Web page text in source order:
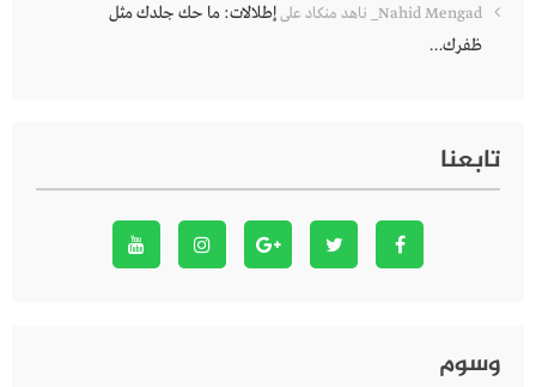
Nahid Mengad_ ناهد منكاد علىإطلالات: ما حك جلدك مثل
ظفرك…
تابعنا
وسوم